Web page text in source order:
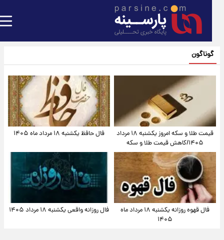
گوناگون
قیمت طلا و سکه امروز یکشنبه ۱۸ مرداد
۱۴۰۵/کاهش قیمت طلا و سکه
فال حافظ یکشنبه ۱۸ مرداد ماه ۱۴۰۵
فال قهوه روزانه یکشنبه ۱۸ مرداد ماه
۱۴۰۵
فال روزانه واقعی یکشنبه ۱۸ مرداد ۱۴۰۵